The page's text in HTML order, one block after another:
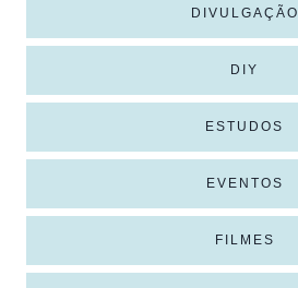
DIVULGAÇÃO
DIY
ESTUDOS
EVENTOS
FILMES